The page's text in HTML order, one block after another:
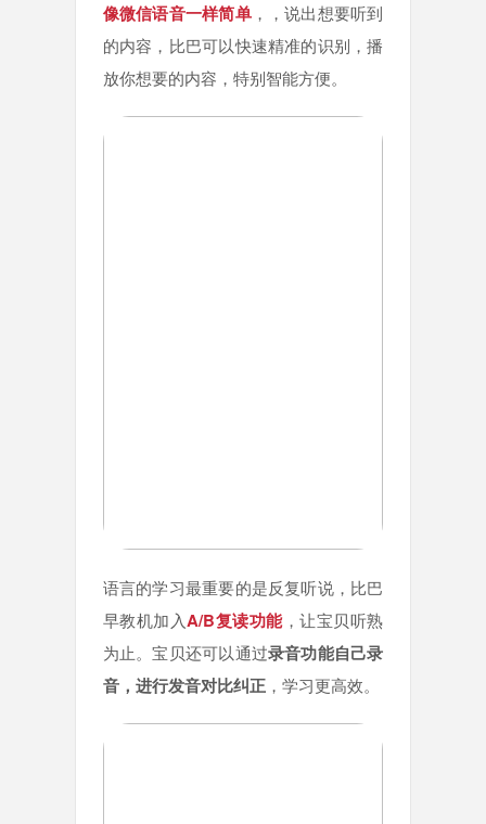
像微信语音一样简单，，说出想要听到
的内容，比巴可以快速精准的识别，播
放你想要的内容，特别智能方便。
语言的学习最重要的是反复听说，比巴
早教机加入A/B复读功能，让宝贝听熟
为止。宝贝还可以通过录音功能自己录
音，进行发音对比纠正，学习更高效。